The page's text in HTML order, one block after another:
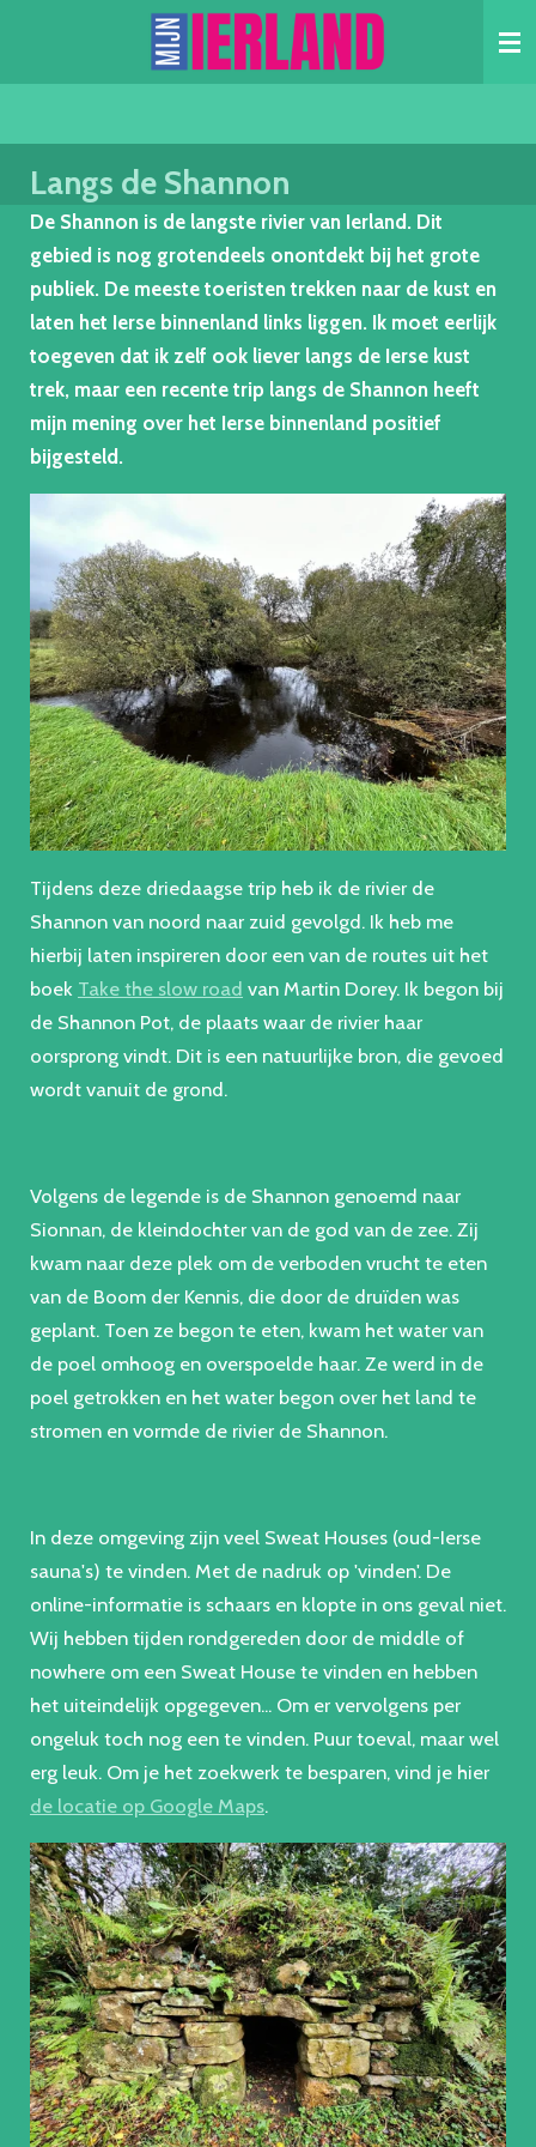
Langs de Shannon
De Shannon is de langste rivier van Ierland. Dit
gebied is nog grotendeels onontdekt bij het grote
publiek. De meeste toeristen trekken naar de kust en
laten het Ierse binnenland links liggen. Ik moet eerlijk
toegeven dat ik zelf ook liever langs de Ierse kust
trek, maar een recente trip langs de Shannon heeft
mijn mening over het Ierse binnenland positief
bijgesteld.
Tijdens deze driedaagse trip heb ik de rivier de
Shannon van noord naar zuid gevolgd. Ik heb me
hierbij laten inspireren door een van de routes uit het
boek Take the slow road van Martin Dorey. Ik begon bij
de Shannon Pot, de plaats waar de rivier haar
oorsprong vindt. Dit is een natuurlijke bron, die gevoed
wordt vanuit de grond.
Volgens de legende is de Shannon genoemd naar
Sionnan, de kleindochter van de god van de zee. Zij
kwam naar deze plek om de verboden vrucht te eten
van de Boom der Kennis, die door de druïden was
geplant. Toen ze begon te eten, kwam het water van
de poel omhoog en overspoelde haar. Ze werd in de
poel getrokken en het water begon over het land te
stromen en vormde de rivier de Shannon.
In deze omgeving zijn veel Sweat Houses (oud-Ierse
sauna's) te vinden. Met de nadruk op 'vinden'. De
online-informatie is schaars en klopte in ons geval niet.
Wij hebben tijden rondgereden door de middle of
nowhere om een Sweat House te vinden en hebben
het uiteindelijk opgegeven... Om er vervolgens per
ongeluk toch nog een te vinden. Puur toeval, maar wel
erg leuk. Om je het zoekwerk te besparen, vind je hier
de locatie op Google Maps.